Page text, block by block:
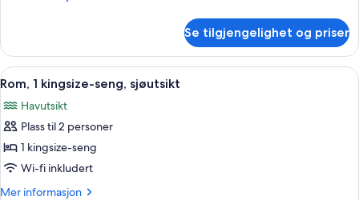
1
soverom
Se tilgjengelighet og priser
Åpne
alle
bildene
av
Rom,
1
kingsize-
Sengetøy av topp kvalitet, minibar,
3
Rom, 1 kingsize-seng, sjøutsikt
Havutsikt
Plass til 2 personer
1 kingsize-seng
Wi-fi inkludert
Mer informasjon
Mer